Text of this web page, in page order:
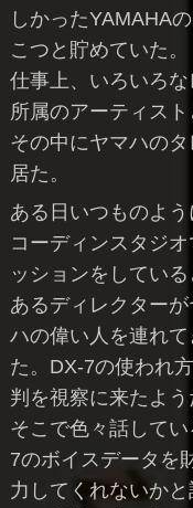
しかったYAMAHA
こつと貯めていた。
仕事上、いろいろ
所属のアーティス
その中にヤマハの
居た。
ある日いつものよう
コーディンスタジオ
ッションをしている
あるディレクターが
ハの偉い人を連れて
た。DX-7の使われ
判を視察に来たよう
そこで色々話して
7のボイスデータを
力してくれないか